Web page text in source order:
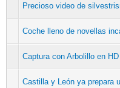
Precioso video de
Coche lleno de novellas
Captura con Arbolillo en HD
Castilla y León ya prepara